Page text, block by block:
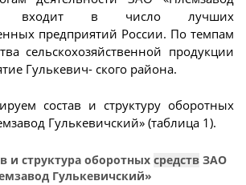
входит в число лучших
предприятий России. По темпам
сельскохозяйственной продукции
Гулькевич- ского района.
состав и структуру оборотных
Гулькевичский» (таблица 1).
и структура оборотных средств ЗАО
Гулькевичский»